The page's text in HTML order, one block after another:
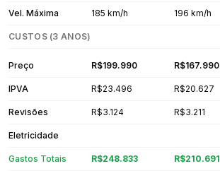
Vel. Máxima 185 km/h 196 km/h
CUSTOS (3 ANOS)
Preço R$199.990 R$167.990
IPVA R$23.496 R$20.627
Revisões R$3.124 R$3.211
Eletricidade
Gastos Totais R$248.833 R$210.691